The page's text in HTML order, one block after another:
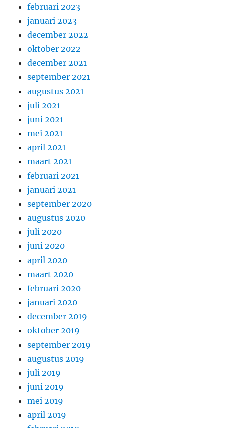
februari 2023
januari 2023
december 2022
oktober 2022
december 2021
september 2021
augustus 2021
juli 2021
juni 2021
mei 2021
april 2021
maart 2021
februari 2021
januari 2021
september 2020
augustus 2020
juli 2020
juni 2020
april 2020
maart 2020
februari 2020
januari 2020
december 2019
oktober 2019
september 2019
augustus 2019
juli 2019
juni 2019
mei 2019
april 2019